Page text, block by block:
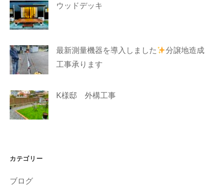
ウッドデッキ
最新測量機器を導入しました
分譲地造成
工事承ります
K様邸 外構工事
カテゴリー
ブログ